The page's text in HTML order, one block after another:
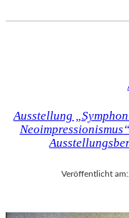
Ausstellung
Veröffentlicht am: